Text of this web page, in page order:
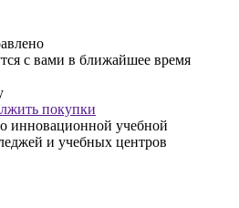
с вами в ближайшее время
покупки
инновационной учебной
и учебных центров